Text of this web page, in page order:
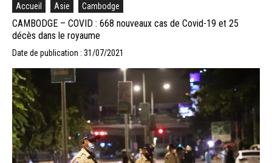
Accueil Asie Cambodge
CAMBODGE – COVID : 668 nouveaux cas de Covid-19 et 25
décès dans le royaume
Date de publication : 31/07/2021